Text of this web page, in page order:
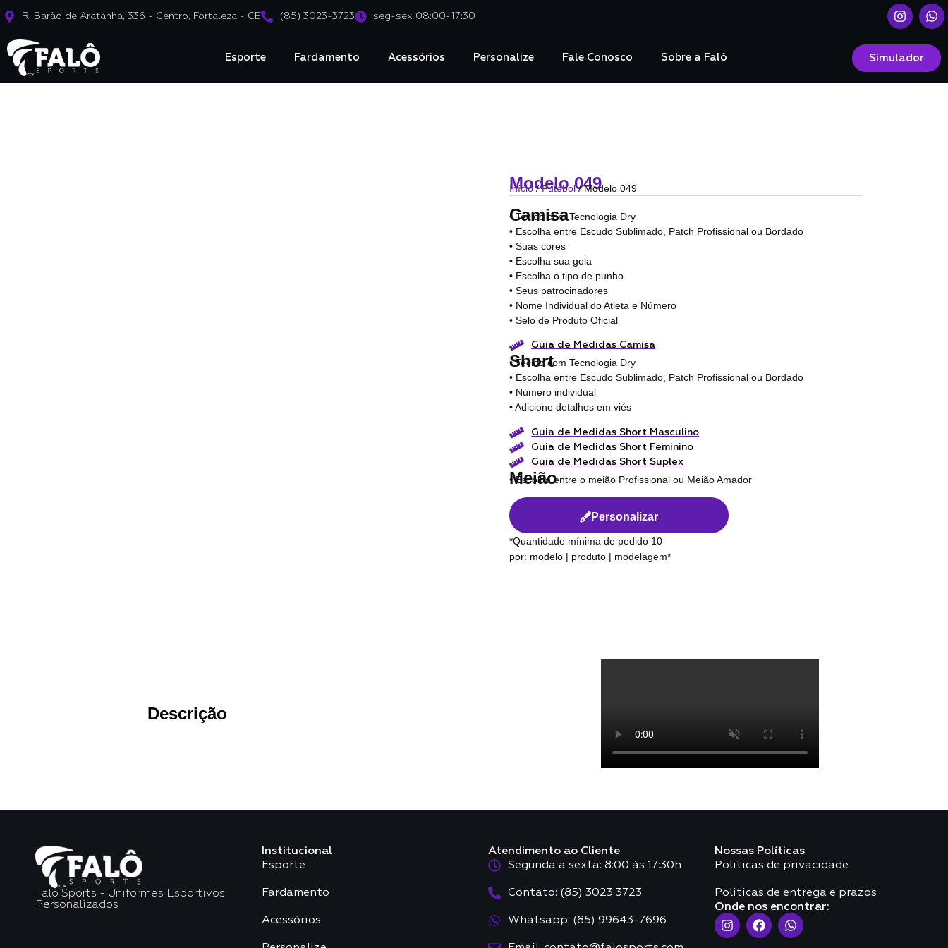
R. Barão de Aratanha, 336 - Centro, Fortaleza - CE (85) 3023-3723 seg-sex 08:00-17:30
Esporte Fardamento Acessórios Personalize Fale Conosco Sobre a Falô Simulador
Modelo 049
Início/Futebol/ Modelo 049
Camisa
• Tecido com Tecnologia Dry
• Escolha entre Escudo Sublimado, Patch Profissional ou Bordado
• Suas cores
• Escolha sua gola
• Escolha o tipo de punho
• Seus patrocinadores
• Nome Individual do Atleta e Número
• Selo de Produto Oficial
Guia de Medidas Camisa
Short
• Tecido com Tecnologia Dry
• Escolha entre Escudo Sublimado, Patch Profissional ou Bordado
• Número individual
• Adicione detalhes em viés
Guia de Medidas Short Masculino
Guia de Medidas Short Feminino
Guia de Medidas Short Suplex
Meião
• Escolha entre o meião Profissional ou Meião Amador
Personalizar
*Quantidade mínima de pedido 10
por: modelo | produto | modelagem*
Descrição
Falô Sports - Uniformes Esportivos
Personalizados
Institucional
Esporte
Fardamento
Acessórios
Atendimento ao Cliente
Segunda a sexta: 8:00 às 17:30h
Contato: (85) 3023 3723
Whatsapp: (85) 99643-7696
Nossas Políticas
Politicas de privacidade
Politicas de entrega e prazos
Onde nos encontrar: